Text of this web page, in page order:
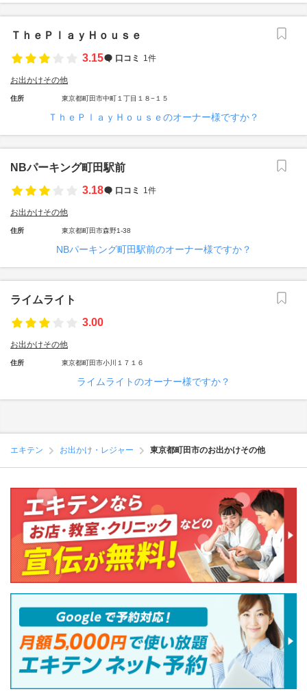
ＴｈｅＰｌａｙＨｏｕｓｅ
3.15
口コミ 1件
お出かけその他
住所 東京都町田市中町１丁目１８−１５
ＴｈｅＰｌａｙＨｏｕｓｅのオーナー様ですか？
NBパーキング町田駅前
3.18
口コミ 1件
お出かけその他
住所 東京都町田市森野1-38
NBパーキング町田駅前のオーナー様ですか？
ライムライト
3.00
お出かけその他
住所 東京都町田市小川１７１６
ライムライトのオーナー様ですか？
エキテン お出かけ・レジャー 東京都町田市のお出かけその他